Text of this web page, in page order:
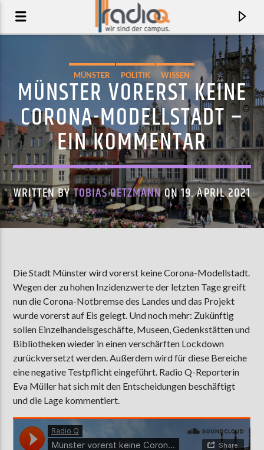
AKTUELLER TRACK
AKTUELLE SENDUNG
LIVE VON DER AUSZÄHLUNG
09:00 12:00
ZU HÖREN INMünster90,9 MHzSteinfurt103,9 MHz
MÜNSTER POLITIK WISSEN
MÜNSTER VORERST KEINE
CORONA-MODELLSTADT –
EIN KOMMENTAR
WRITTEN BYTOBIAS OETZMANNON 19. APRIL 2021
Die Stadt Münster wird vorerst keine Corona-Modellstadt.
Wegen der zu hohen Inzidenzwerte der letzten Tage greift
nun die Corona-Notbremse des Landes und das Projekt
wurde vorerst auf Eis gelegt. Und noch mehr: Zukünftig
sollen Einzelhandelsgeschäfte, Museen, Gedenkstätten und
Bibliotheken wieder in einen verschärften Lockdown
zurückversetzt werden. Außerdem wird für diese Bereiche
eine negative Testpflicht eingeführt. Radio Q-Reporterin
Eva Müller hat sich mit den Entscheidungen beschäftigt
und die Lage kommentiert.